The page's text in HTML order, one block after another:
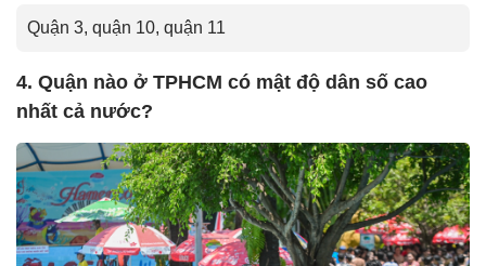
Quận 3, quận 10, quận 11
4. Quận nào ở TPHCM có mật độ dân số cao
nhất cả nước?